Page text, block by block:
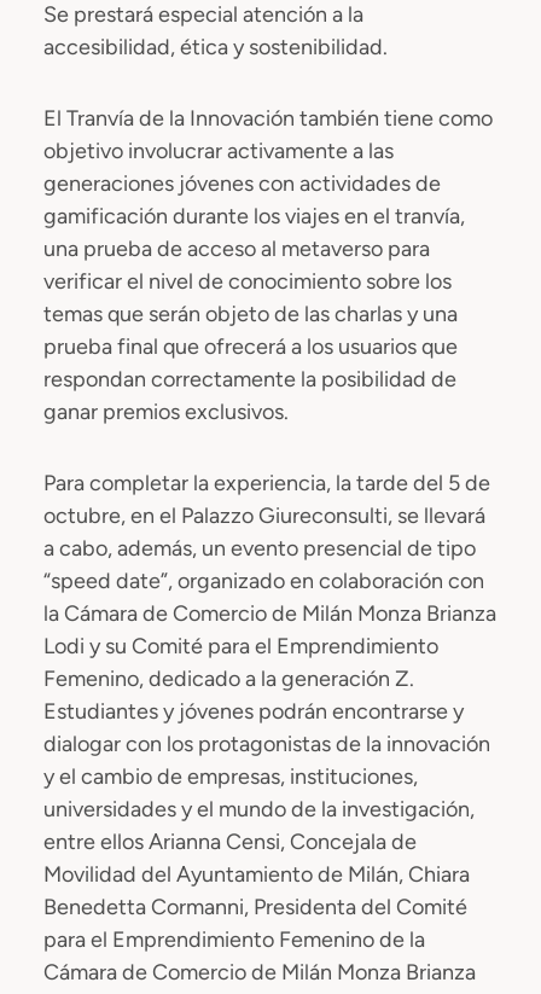
Se prestará especial atención a la
accesibilidad, ética y sostenibilidad.
El Tranvía de la Innovación también tiene como
objetivo involucrar activamente a las
generaciones jóvenes con actividades de
gamificación durante los viajes en el tranvía,
una prueba de acceso al metaverso para
verificar el nivel de conocimiento sobre los
temas que serán objeto de las charlas y una
prueba final que ofrecerá a los usuarios que
respondan correctamente la posibilidad de
ganar premios exclusivos.
Para completar la experiencia, la tarde del 5 de
octubre, en el Palazzo Giureconsulti, se llevará
a cabo, además, un evento presencial de tipo
“speed date”, organizado en colaboración con
la Cámara de Comercio de Milán Monza Brianza
Lodi y su Comité para el Emprendimiento
Femenino, dedicado a la generación Z.
Estudiantes y jóvenes podrán encontrarse y
dialogar con los protagonistas de la innovación
y el cambio de empresas, instituciones,
universidades y el mundo de la investigación,
entre ellos Arianna Censi, Concejala de
Movilidad del Ayuntamiento de Milán, Chiara
Benedetta Cormanni, Presidenta del Comité
para el Emprendimiento Femenino de la
Cámara de Comercio de Milán Monza Brianza